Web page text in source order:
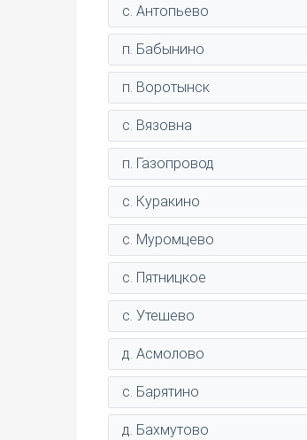
с. Антопьево
п. Бабынино
п. Воротынск
с. Вязовна
п. Газопровод
с. Куракино
с. Муромцево
с. Пятницкое
с. Утешево
д. Асмолово
с. Барятино
д. Бахмутово